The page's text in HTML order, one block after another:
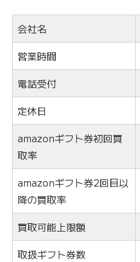
会社名
営業時間
電話受付
定休日
amazonギフト券初回買
取率
amazonギフト券2回目以
降の買取率
買取可能上限額
取扱ギフト券数